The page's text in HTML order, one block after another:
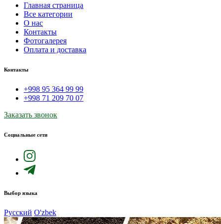
Главная страница
Все категории
О нас
Контакты
Фотогалерея
Оплата и доставка
Контакты
+998 95 364 99 99
+998 71 209 70 07
Заказать звонок
Социальные сети
Выбор языка
Русский O'zbek